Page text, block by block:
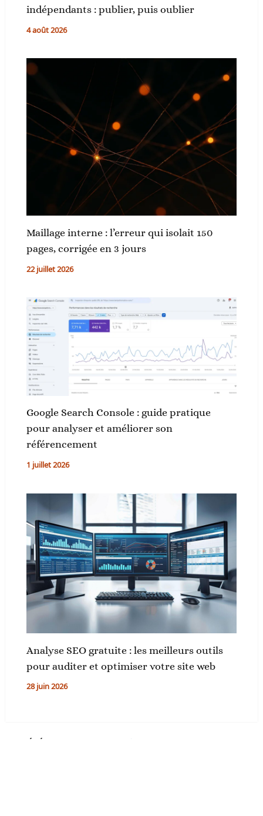
indépendants : publier, puis oublier
4 août 2026
Maillage interne : l’erreur qui isolait 150
pages, corrigée en 3 jours
22 juillet 2026
Google Search Console : guide pratique
pour analyser et améliorer son
référencement
1 juillet 2026
Analyse SEO gratuite : les meilleurs outils
pour auditer et optimiser votre site web
28 juin 2026
PRÉCÉDENT